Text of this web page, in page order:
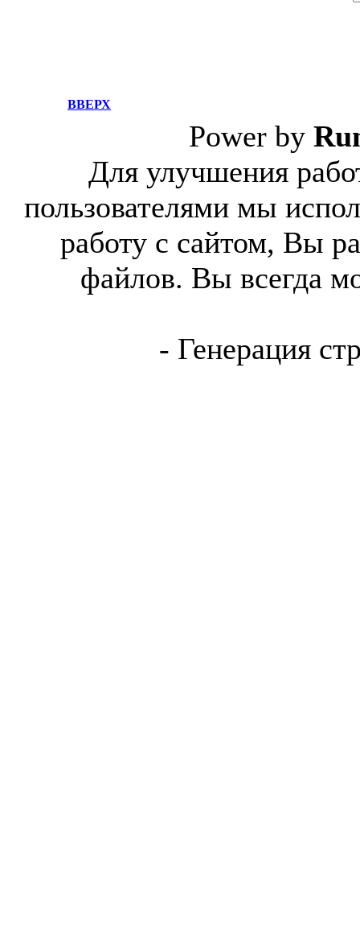
ВВЕРХ
Power by
Для улучшения
пользователями мы
работу с сайтом, Вы
файлов. Вы всегда
- Генерация